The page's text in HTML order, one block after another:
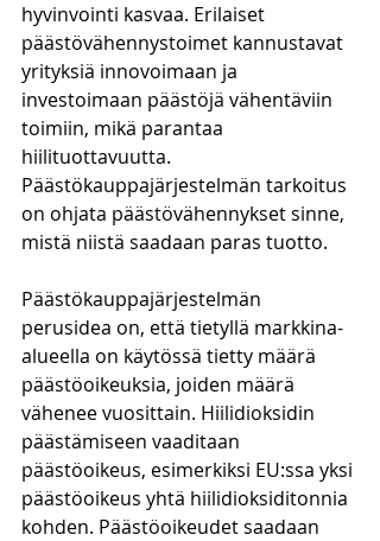
hyvinvointi kasvaa. Erilaiset
päästövähennystoimet kannustavat
yrityksiä innovoimaan ja
investoimaan päästöjä vähentäviin
toimiin, mikä parantaa
hiilituottavuutta.
Päästökauppajärjestelmän tarkoitus
on ohjata päästövähennykset sinne,
mistä niistä saadaan paras tuotto.
Päästökauppajärjestelmän
perusidea on, että tietyllä markkina-
alueella on käytössä tietty määrä
päästöoikeuksia, joiden määrä
vähenee vuosittain. Hiilidioksidin
päästämiseen vaaditaan
päästöoikeus, esimerkiksi EU:ssa yksi
päästöoikeus yhtä hiilidioksiditonnia
kohden. Päästöoikeudet saadaan